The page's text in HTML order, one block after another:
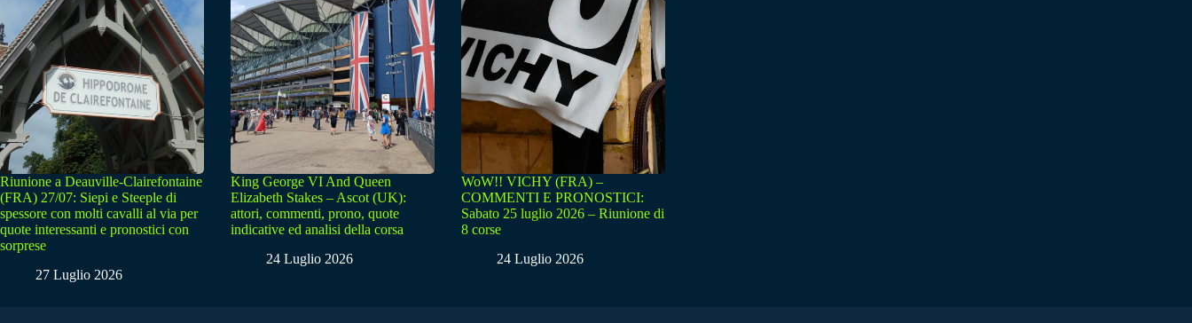
Riunione a Deauville-Clairefontaine
(FRA) 27/07: Siepi e Steeple di
spessore con molti cavalli al via per
quote interessanti e pronostici con
sorprese
27 Luglio 2026
King George VI And Queen
Elizabeth Stakes – Ascot (UK):
attori, commenti, prono, quote
indicative ed analisi della corsa
24 Luglio 2026
WoW!! VICHY (FRA) –
COMMENTI E PRONOSTICI:
Sabato 25 luglio 2026 – Riunione di
8 corse
24 Luglio 2026